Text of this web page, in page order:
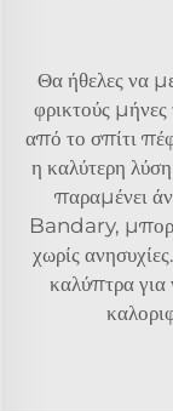
Θα ήθελες να
φρικτούς
από το σπίτι
η καλύτερη λύση
παραμένει
Bandary,
χωρίς
καλύπτρα για